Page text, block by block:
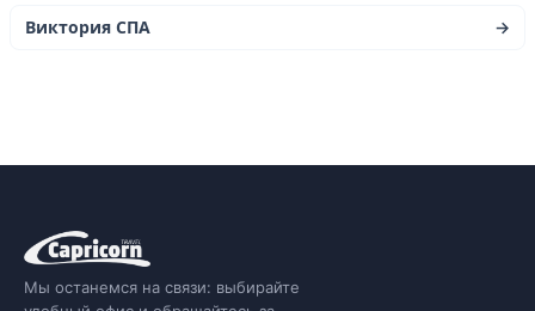
Виктория СПА →
Мы останемся на связи: выбирайте